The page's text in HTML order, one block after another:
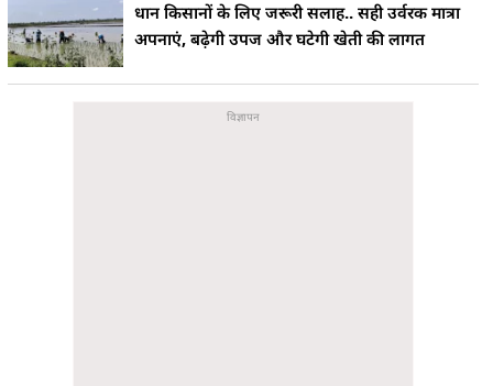
धान किसानों के लिए जरूरी सलाह.. सही उर्वरक मात्रा
अपनाएं, बढ़ेगी उपज और घटेगी खेती की लागत